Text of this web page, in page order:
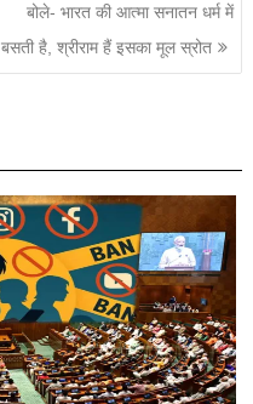
बोले- भारत की आत्मा सनातन धर्म में
बसती है, श्रीराम हैं इसका मूल स्रोत